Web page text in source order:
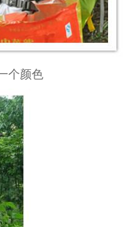
个颜色